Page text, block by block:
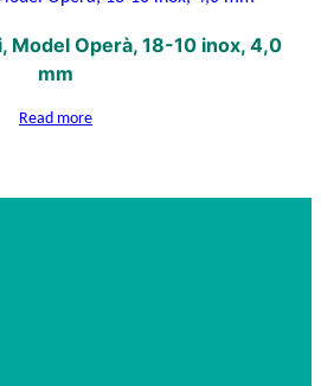
Model Operà, 18-10 inox, 4,0
mm
Read more